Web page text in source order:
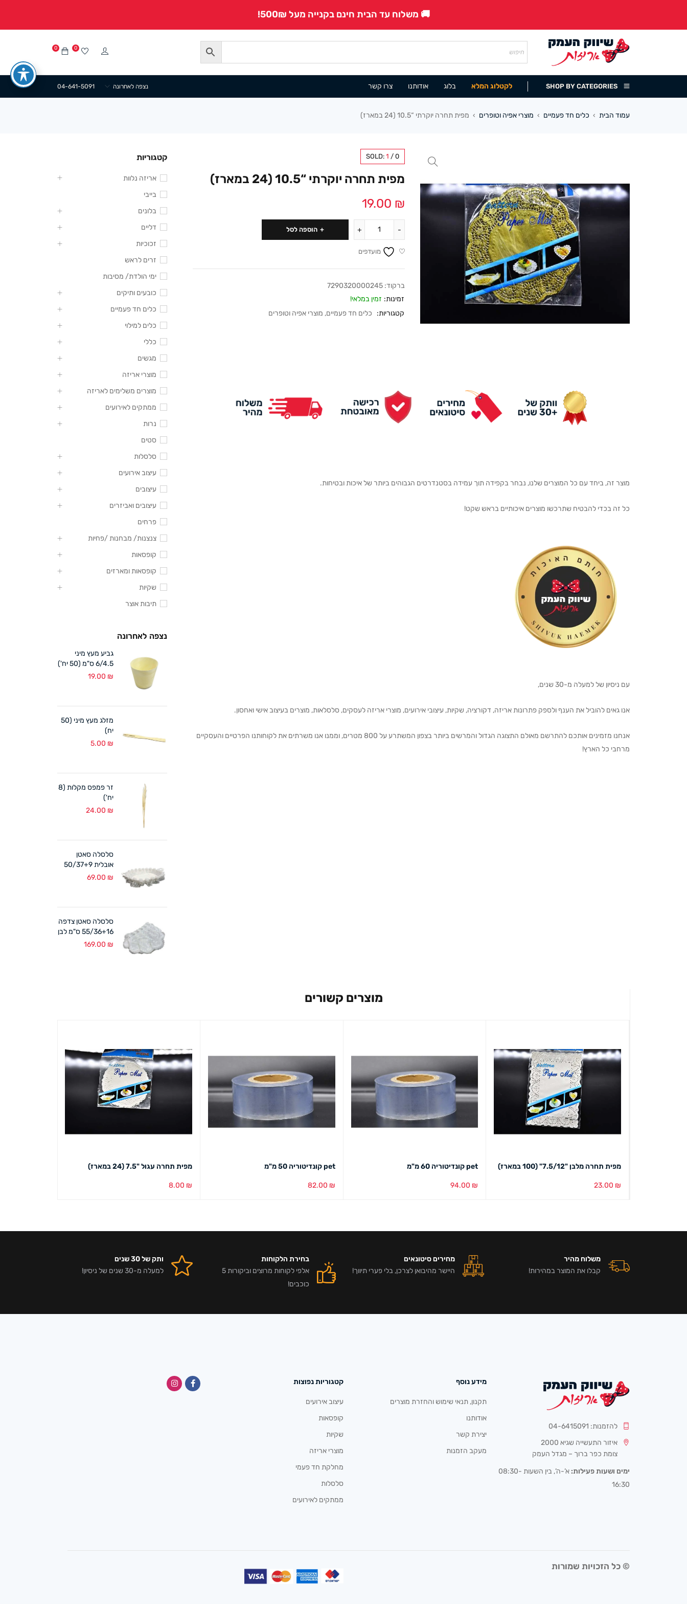
🚚 משלוח עד הבית חינם בקנייה מעל 500₪!
0 0
SHOP BY CATEGORIES לקטלוג המלא בלוג אודותנו צרו קשר 04-641-5091 נצפה לאחרונה
עמוד הבית › כלים חד פעמיים › מוצרי אפיה וטופרים › מפית תחרה יוקרתי “10.5 (24 במארז)
SOLD: 1 / 0
מפית תחרה יוקרתי “10.5 (24 במארז)
19.00 ₪
הוספה לסל
מועדפים
ברקוד: 7290320000245
זמינות: זמין במלאי!
קטגוריות:
כלים חד פעמיים, מוצרי אפיה וטופרים
מוצר זה, ביחד עם כל המוצרים שלנו, נבחר בקפידה תוך עמידה בסטנדרטים הגבוהים ביותר של איכות ובטיחות.
כל זה בכדי להבטיח שתרכשו מוצרים איכותיים בראש שקט!
עם ניסיון של למעלה מ-30 שנים,
אנו גאים להוביל את הענף ולספק פתרונות אריזה, דקורציה, שקיות, עיצובי אירועים, מוצרי אריזה לעסקים, סלסלאות, מוצרים בעיצוב אישי ואחסון.
אנחנו מזמינים אותכם להתרשם מאולם התצוגה הגדול והמרשים ביותר בצפון המשתרע על 800 מטרים, וממנו אנו משרתים את לקוחותנו הפרטיים והעסקיים
מרחבי כל הארץ!
קטגוריות
אריזה נלוות
בייבי
בלונים
דליים
זכוכיות
זרים לראש
ימי הולדת/ מסיבות
כובעים ותיקים
כלים חד פעמיים
כלים למילוי
כללי
מגשים
מוצרי אריזה
מוצרים משלימים לאריזה
ממתקים לאירועים
נרות
סטים
סלסלות
עיצוב אירועים
עיצובים
עיצובים ואביזרים
פרחים
צנצנות/ מבחנות /פחיות
קופסאות
קופסאות ומארזים
שקיות
תיבות אוצר
נצפה לאחרונה
גביע מעץ מיני
6/4.5 ס"מ (50 יח')
19.00 ₪
מזלג מעץ מיני (50
יח)
5.00 ₪
זר פמפס מקלות (8
יח')
24.00 ₪
סלסלה סאטן
אובלית 50/37+9
ס"מ לבן
69.00 ₪
סלסלה סאטן צדפה
55/36+16 ס"מ לבן
169.00 ₪
מוצרים קשורים
מפית תחרה מלבן "7.5/12" (100 במארז)
23.00 ₪
pet קונדיטוריה 60 מ"מ
94.00 ₪
pet קונדיטוריה 50 מ"מ
82.00 ₪
מפית תחרה עגול "7.5 (24 במארז)
8.00 ₪
משלוח מהיר
קבלו את המוצר במהירות!
מחירים סיטונאים
היישר מהיבואן לצרכן, בלי פערי תיווך!
בחירת הלקוחות
אלפי לקוחות מרוצים וביקורות 5
כוכבים!
ותק של 30 שנים
למעלה מ-30 שנים של ניסיון!
להזמנות: 04-6415091
איזור התעשייה שגיא 2000
צומת כפר ברוך – מגדל העמק
ימים ושעות פעילות:
א’-ה’, בין השעות 08:30-
16:30
מידע נוסף
תקנון, תנאי שימוש והחזרת מוצרים
אודותנו
יצירת קשר
מעקב הזמנות
קטגוריות נפוצות
עיצוב אירועים
קופסאות
שקיות
מוצרי אריזה
מחלקת חד פעמי
סלסלות
ממתקים לאירועים
© כל הזכויות שמורות